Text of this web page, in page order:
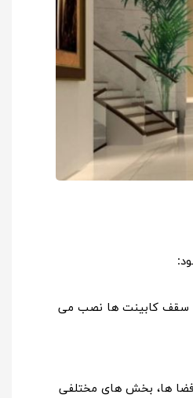
سقف کابینت ها نصب می
فضا ها، بخش های مختلفی